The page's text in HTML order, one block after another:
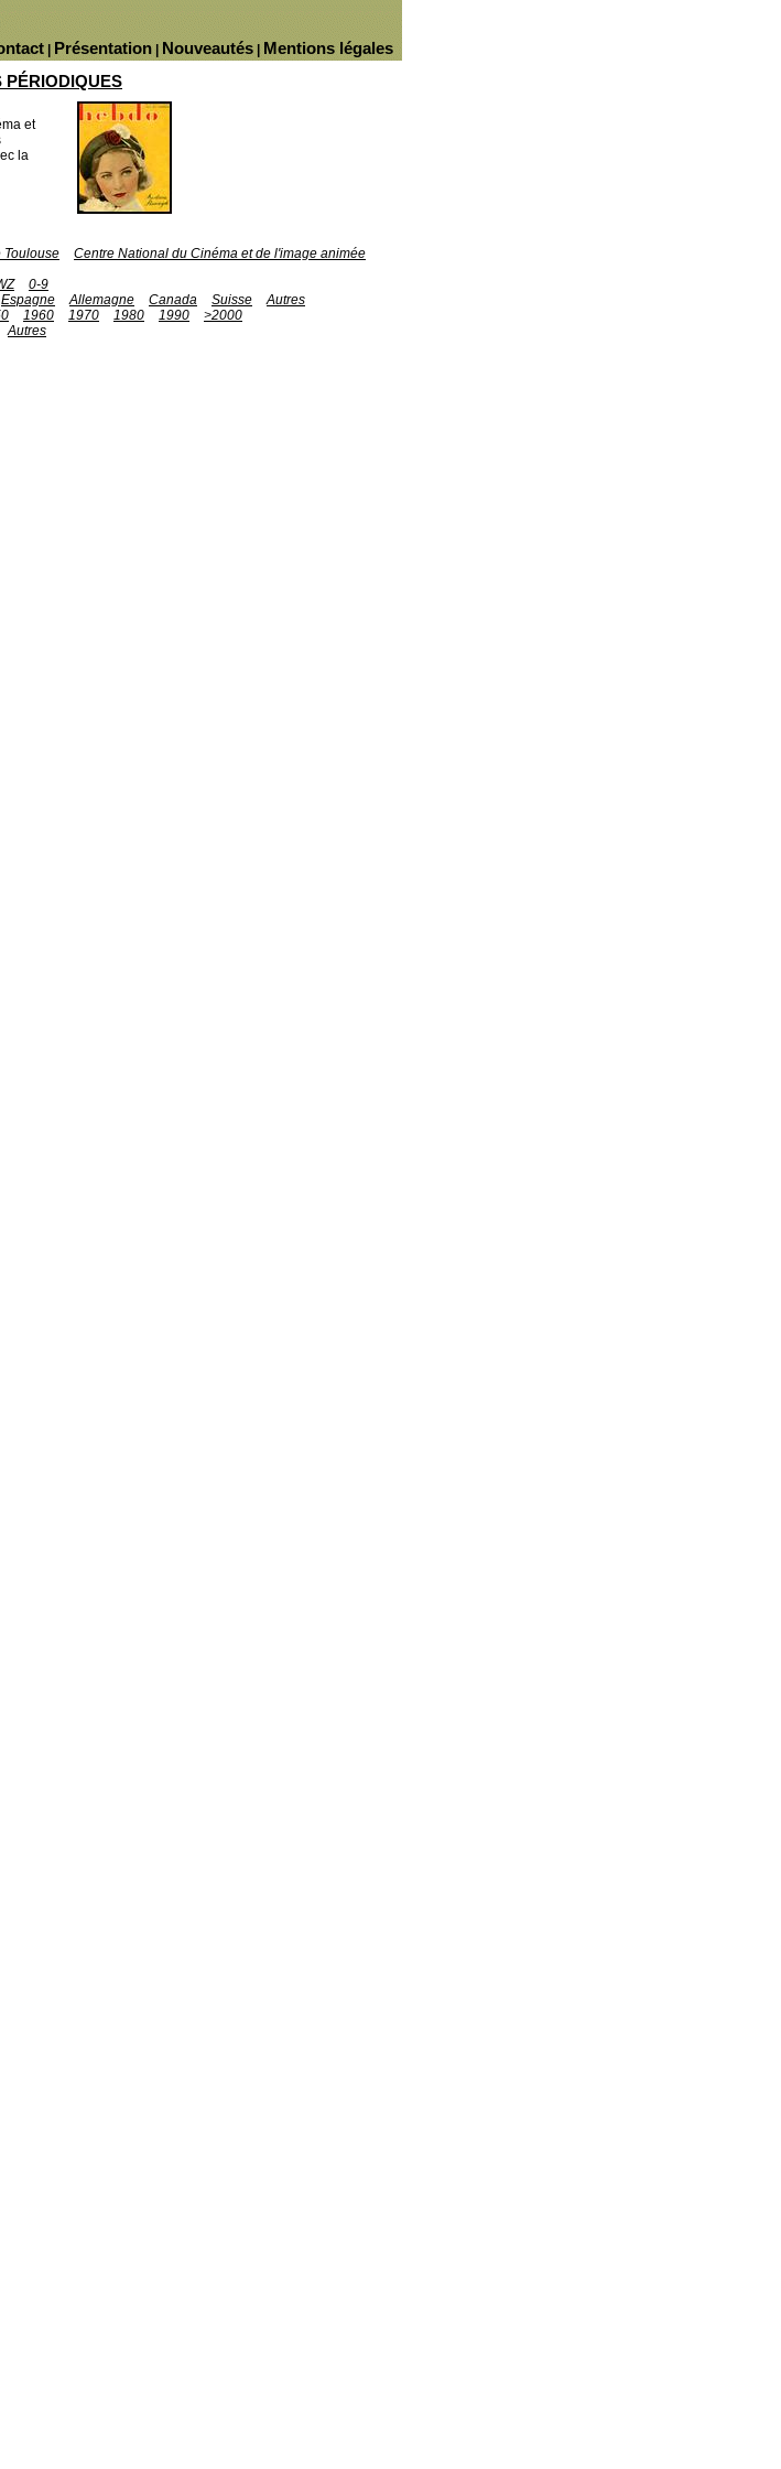
Mentions légales
Nouveautés
Présentation
PÉRIODIQUES
et
la
Toulouse
Centre National du Cinéma et de l'image animée
0-9
Espagne Allemagne Canada Suisse
Autres
1960 1970 1980 1990
>2000
Autres